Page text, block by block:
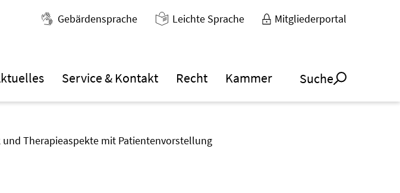
Gebärdensprache Leichte Sprache Mitgliederportal
Service & Kontakt Recht Kammer Suche
Therapieaspekte mit Patientenvorstellung